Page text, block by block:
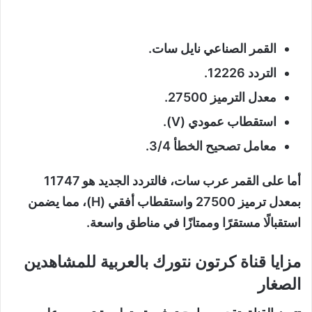
القمر الصناعي نايل سات.
التردد 12226.
معدل الترميز 27500.
استقطاب عمودي (V).
معامل تصحيح الخطأ 3/4.
أما على القمر عرب سات، فالتردد الجديد هو 11747
بمعدل ترميز 27500 واستقطاب أفقي (H)، مما يضمن
استقبالًا مستقرًا وممتازًا في مناطق واسعة.
مزايا قناة كرتون نتورك بالعربية للمشاهدين
الصغار